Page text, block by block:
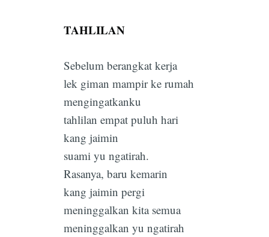
TAHLILAN
Sebelum berangkat kerja
lek giman mampir ke rumah
mengingatkanku
tahlilan empat puluh hari
kang jaimin
suami yu ngatirah.
Rasanya, baru kemarin
kang jaimin pergi
meninggalkan kita semua
meninggalkan yu ngatirah